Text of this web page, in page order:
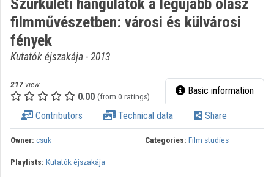
Organization discovery
Categories
Organizations
Contributors
Szürkületi hangulatok a legújabb olasz
filmművészetben: városi és külvárosi
fények
Kutatók éjszakája - 2013
217 view
0.00 (from 0 ratings) Basic information
Contributors Technical data Share
Owner: csuk Categories: Film studies
Playlists: Kutatók éjszakája